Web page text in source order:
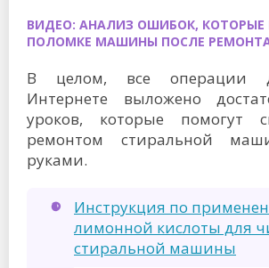
ВИДЕО: АНАЛИЗ ОШИБОК, КОТОРЫЕ
ПОЛОМКЕ МАШИНЫ ПОСЛЕ
В целом, все операции
Интернете выложено
уроков, которые помогут
ремонтом стиральной
руками.
Инструкция по
лимонной кислоты для
стиральной машины